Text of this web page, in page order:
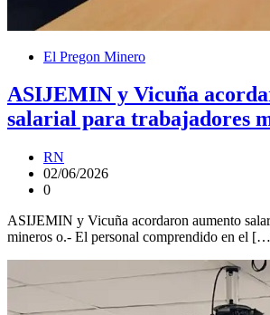
El Pregon Minero
ASIJEMIN y Vicuña
salarial para trabajadores
RN
02/06/2026
0
ASIJEMIN y Vicuña acordaron aumento
mineros o.- El personal comprendido en el